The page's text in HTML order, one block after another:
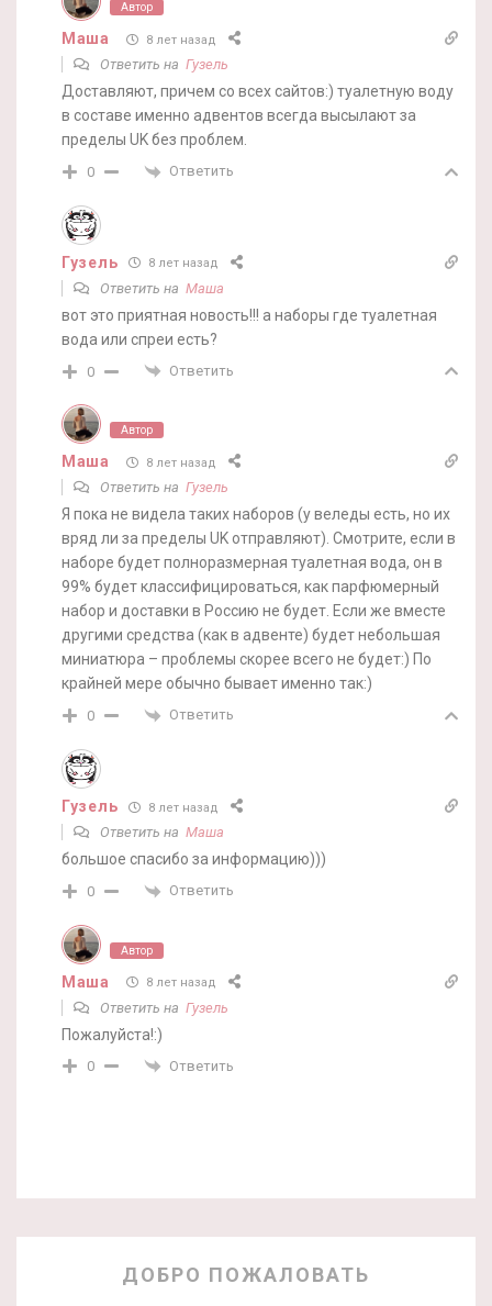
Автор
Маша 8 лет назад
Ответить на Гузель
Доставляют, причем со всех сайтов:) туалетную воду
в составе именно адвентов всегда высылают за
пределы UK без проблем.
0 Ответить
Гузель 8 лет назад
Ответить на Маша
вот это приятная новость!!! а наборы где туалетная
вода или спреи есть?
0 Ответить
Автор
Маша 8 лет назад
Ответить на Гузель
Я пока не видела таких наборов (у веледы есть, но их
вряд ли за пределы UK отправляют). Смотрите, если в
наборе будет полноразмерная туалетная вода, он в
99% будет классифицироваться, как парфюмерный
набор и доставки в Россию не будет. Если же вместе
другими средства (как в адвенте) будет небольшая
миниатюра – проблемы скорее всего не будет:) По
крайней мере обычно бывает именно так:)
0 Ответить
Гузель 8 лет назад
Ответить на Маша
большое спасибо за информацию)))
0 Ответить
Автор
Маша 8 лет назад
Ответить на Гузель
Пожалуйста!:)
0 Ответить
ДОБРО ПОЖАЛОВАТЬ